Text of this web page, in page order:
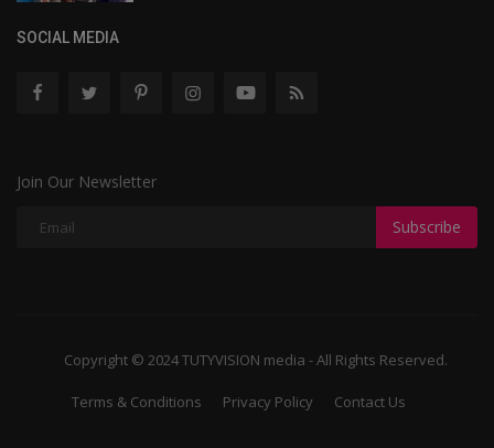
SOCIAL MEDIA
Join Our Newsletter
Subscribe
Copyright © 2024 TUTYVISION media - All Rights Reserved.
Terms & Conditions Privacy Policy Contact Us